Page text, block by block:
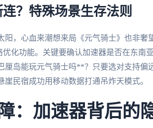
？特殊场景生存法则
阳，心血来潮想来局《元气骑士》也非奢
优化功能。关键要确认加速器是否在东
岛能玩元气骑士吗**？只要选对支持偏
崖民宿成功用移动数据打通吊炸天模式。
：加速器背后的